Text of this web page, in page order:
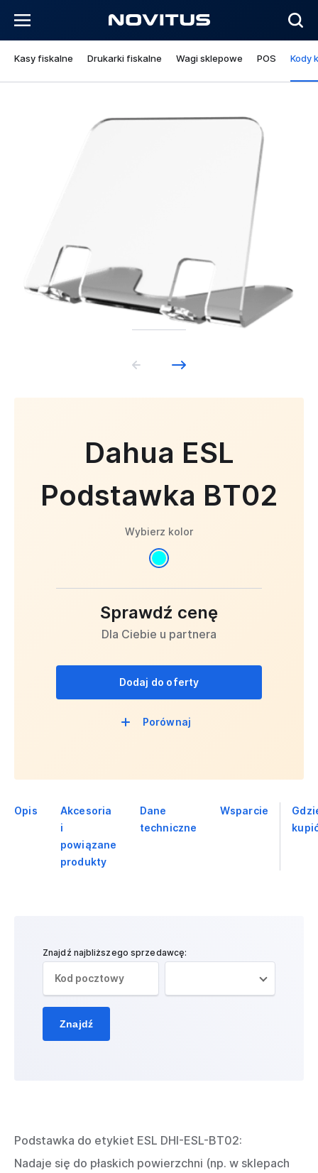
Kasy fiskalne Drukarki fiskalne Wagi sklepowe POS Kody
Dahua ESL
Podstawka BT02
Wybierz kolor
Sprawdź cenę
Dla Ciebie u partnera
Dodaj do oferty
Porównaj
Opis
Akcesoria
i
powiązane
produkty
Dane
techniczne
Wsparcie
Znajdź najbliższego sprzedawcę:
Znajdź
Podstawka do etykiet ESL DHI-ESL-BT02:
Nadaje się do płaskich powierzchni (np. w sklepach